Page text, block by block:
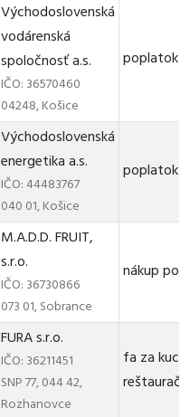
Východoslovenská
vodárenská
spoločnosť a.s.
IČO: 36570460
04248, Košice
poplatok
Východoslovenská
energetika a.s.
IČO: 44483767
040 01, Košice
poplatok
M.A.D.D. FRUIT,
s.r.o.
IČO: 36730866
073 01, Sobrance
nákup
FURA s.r.o.
IČO: 36211451
SNP 77, 044 42,
Rozhanovce
fa za